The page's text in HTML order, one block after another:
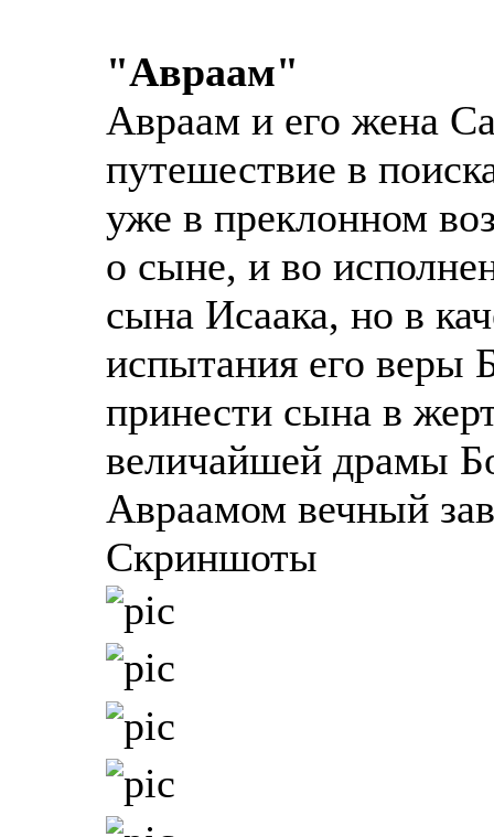
"Авраам"
Авраам и его жена
путешествие в
уже в преклонном
о сыне, и во
сына Исаака, но в
испытания его веры
принести сына в
величайшей драмы
Авраамом вечный
Скриншоты